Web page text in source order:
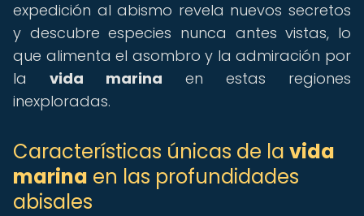
expedición al abismo revela nuevos secretos
y descubre especies nunca antes vistas, lo
que alimenta el asombro y la admiración por
la vida marina en estas regiones
inexploradas.
Características únicas de la vida
marina en las profundidades
abisales